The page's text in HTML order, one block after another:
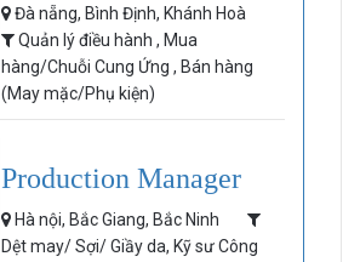
Đà nẵng, Bình Định, Khánh Hoà
Quản lý điều hành , Mua
hàng/Chuỗi Cung Ứng , Bán hàng
(May mặc/Phụ kiện)
Production Manager
Hà nội, Bắc Giang, Bắc Ninh
Dệt may/ Sợi/ Giầy da, Kỹ sư Công